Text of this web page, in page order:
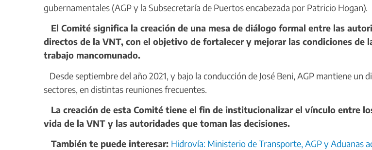
gubernamentales (AGP y la Subsecretaría de Puertos encabezada por Patricio Hogan).
El Comité significa la creación de una mesa de diálogo formal entre las
directos de la VNT, con el objetivo de fortalecer y mejorar las condiciones de
trabajo mancomunado.
Desde septiembre del año 2021, y bajo la conducción de José Beni, AGP mantiene un
sectores, en distintas reuniones frecuentes.
La creación de esta Comité tiene el fin de institucionalizar el vínculo entre
vida de la VNT y las autoridades que toman las decisiones.
También te puede interesar: Hidrovía: Ministerio de Transporte, AGP y Aduanas